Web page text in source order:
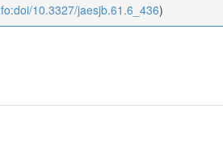
10.3327/jaesjb.61.6_436)